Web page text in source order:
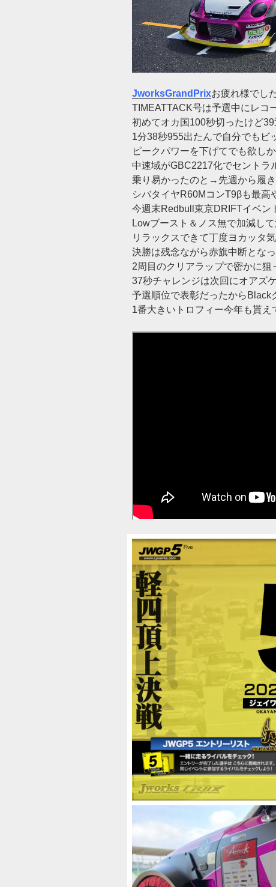
JworksGrandPrixお疲れ様でし
TIMEATTACK号は予選中にレコ
初めてオカ国100秒切ったけど39
1分38秒955出たんで自分でもビ
ピークパワーを下げてでも欲し
中速域がGBC2217化でセントラ
乗り易かったのと→先週から履
シバタイヤR60MコンT9βも最高
今週末Redbull東京DRIFTイベン
Lowブースト＆ノス無で加減し
リラックスできて丁度ヨカッタ気
決勝は残念ながら赤旗中断とな
2周目のクリアラップで密かに狙
37秒チャレンジは次回にオアズ
予選順位で表彰だったからBlack
1番大きいトロフィー今年も貰え